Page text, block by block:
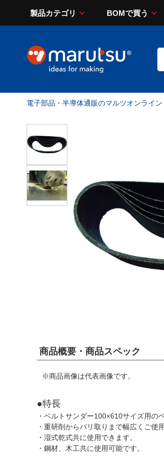
製品カテゴリ BOMで買う
電子部品・半導体通販のマルツオンライン
商品概要・商品スペック
※商品画像は代表画像です。
●特長
・ベルトサンダー100×610サイズ用の
・重研削からバリ取りまで幅広くご使
・湿式乾式共に使用できます。
・鋼材、木工共に使用可能です。